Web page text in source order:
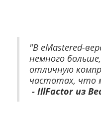
"В eMastered-
немного
отличную
частотах, что
- IllFactor из